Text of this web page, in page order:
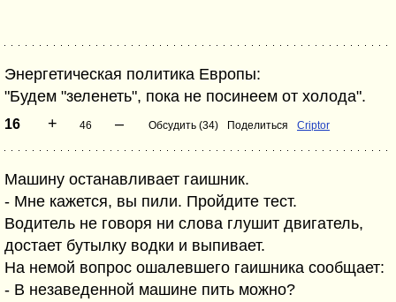
Энергетическая политика Европы:
"Будем "зеленеть", пока не посинеем от холода".
16 + 46 – Обсудить (34) Поделиться Criptor
Машину останавливает гаишник.
- Мне кажется, вы пили. Пройдите тест.
Водитель не говоря ни слова глушит двигатель,
достает бутылку водки и выпивает.
На немой вопрос ошалевшего гаишника сообщает:
- В незаведенной машине пить можно?